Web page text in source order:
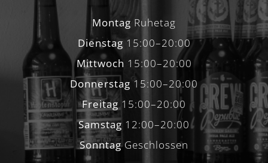
Montag Ruhetag
Dienstag15:00–20:00
Mittwoch 15:00–20:00
Donnerstag15:00–20:00
Freitag15:00–20:00
Samstag 12:00–20:00
SonntagGeschlossen